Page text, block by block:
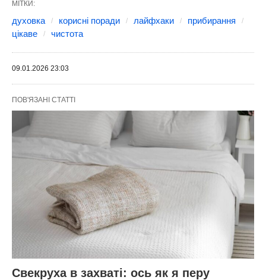
МІТКИ:
духовка корисні поради лайфхаки
прибирання
цікаве
чистота
09.01.2026 23:03
ПОВ'ЯЗАНІ СТАТТІ
Свекруха в захваті: ось як я перу